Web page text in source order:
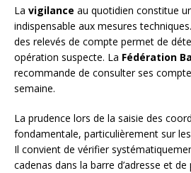
La vigilance au quotidien constitue
indispensable aux mesures
des relevés de compte permet de
opération suspecte. La Fédération
recommande de consulter ses
semaine.
La prudence lors de la saisie des
fondamentale, particulièrement sur
Il convient de vérifier
cadenas dans la barre d’adresse et